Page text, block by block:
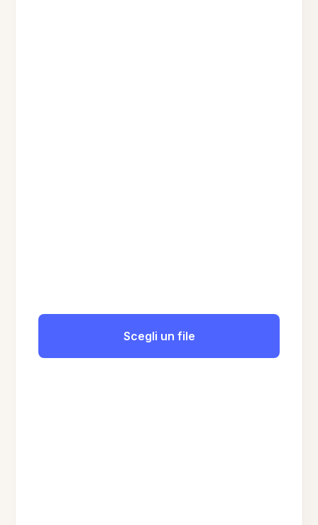
Scegli un file